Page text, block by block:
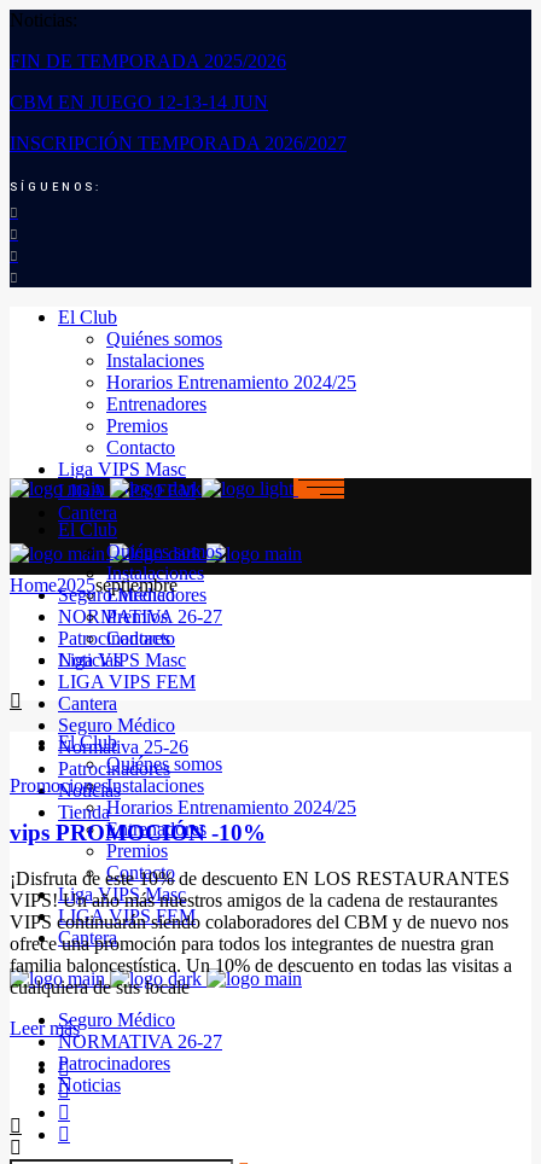
Noticias:
FIN DE TEMPORADA 2025/2026
CBM EN JUEGO 12-13-14 JUN
INSCRIPCIÓN TEMPORADA 2026/2027
SÍGUENOS:
El Club
Quiénes somos
Instalaciones
Horarios Entrenamiento 2024/25
Entrenadores
Premios
Contacto
Liga VIPS Masc
LIGA VIPS FEM
Cantera
Seguro Médico
NORMATIVA 26-27
Patrocinadores
Noticias
El Club
Quiénes somos
Instalaciones
Horarios Entrenamiento 2024/25
Entrenadores
Premios
Contacto
Liga VIPS Masc
LIGA VIPS FEM
Cantera
Seguro Médico
NORMATIVA 26-27
Patrocinadores
Noticias
El Club
Quiénes somos
Instalaciones
Entrenadores
Premios
Contacto
Liga VIPS Masc
LIGA VIPS FEM
Cantera
Seguro Médico
Normativa 25-26
Patrocinadores
Noticias
Tienda
Home2025septiembre
Promociones
vips PROMOCIÓN -10%
¡Disfruta de este 10% de descuento EN LOS RESTAURANTES
VIPS! Un año más nuestros amigos de la cadena de restaurantes
VIPS continuarán siendo colaboradores del CBM y de nuevo nos
ofrece una promoción para todos los integrantes de nuestra gran
familia baloncestística. Un 10% de descuento en todas las visitas a
cualquiera de sus locale
Leer más